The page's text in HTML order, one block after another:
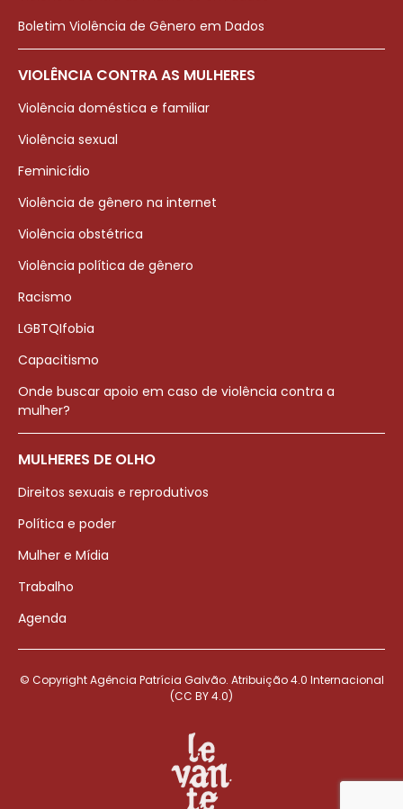
Boletim Violência de Gênero em Dados
VIOLÊNCIA CONTRA AS MULHERES
Violência doméstica e familiar
Violência sexual
Feminicídio
Violência de gênero na internet
Violência obstétrica
Violência política de gênero
Racismo
LGBTQIfobia
Capacitismo
Onde buscar apoio em caso de violência contra a
mulher?
MULHERES DE OLHO
Direitos sexuais e reprodutivos
Política e poder
Mulher e Mídia
Trabalho
Agenda
© Copyright Agência Patrícia Galvão. Atribuição 4.0 Internacional
(CC BY 4.0)